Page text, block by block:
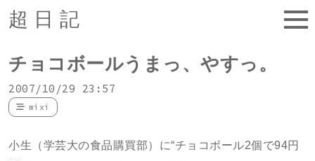
超日記
チョコボールうまっ、やすっ。
2007/10/29 23:57
mixi
小生（学芸大の食品購買部）に“チョコボール2個で94円